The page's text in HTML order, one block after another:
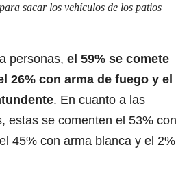
sacar los vehículos de los patios
personas, el 59% se comete
26% con arma de fuego y el
. En cuanto a las
estas se comenten el 53% con
45% con arma blanca y el 2%